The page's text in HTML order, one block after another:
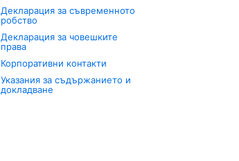
Декларация за съвременното
робство
Декларация за човешките
права
Корпоративни контакти
Указания за съдържанието и
докладване